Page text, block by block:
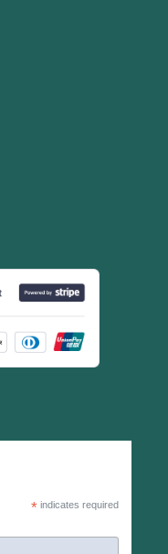
*indicates required